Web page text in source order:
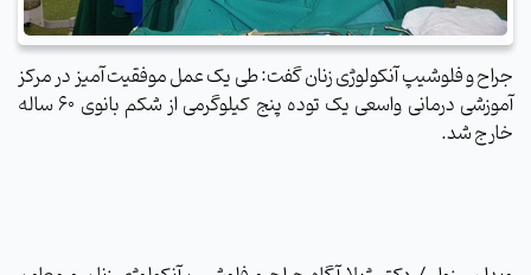
جراح و فلوشیپ آنکولوژی زنانگفت: طی یک عمل موفقیت آمیز در مرکز
آموزشی درمانی واسعی یک توده پنج کیلوگرمی از شکم بانوی 60 ساله
خارج شد.